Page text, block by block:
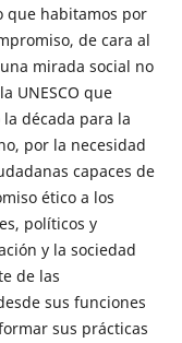
que habitamos por
de cara al
mirada social no
UNESCO que
década para la
por la necesidad
capaces de
ético a los
políticos y
y la sociedad
de las
sus funciones
sus prácticas